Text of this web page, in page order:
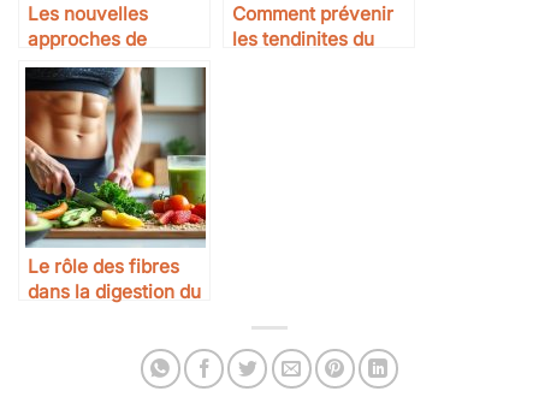
Les nouvelles
approches de
l’entraînement
sportif
Comment prévenir
les tendinites du
Le rôle des fibres
dans la digestion du